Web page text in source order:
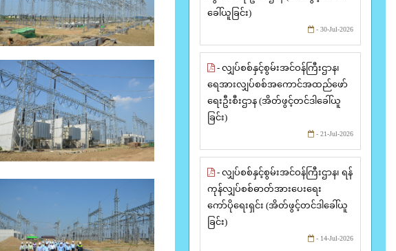
ခေါ်ယူခြင်း)
- 30-Jul-2026
- လျှပ်စစ်နှင့်စွမ်းအင်ဝန်ကြီးဌာန၊
ရေအားလျှပ်စစ်အကောင်အထည်ဖော်
ရေးဦးစီးဌာန (အိတ်ဖွင့်တင်ဒါခေါ်ယူ
ခြင်း)
- 21-Jul-2026
- လျှပ်စစ်နှင့်စွမ်းအင်ဝန်ကြီးဌာန၊ ရန်
ကုန်လျှပ်စစ်ဓာတ်အားပေးရေး
ကော်ပိုရေးရှင်း (အိတ်ဖွင့်တင်ဒါခေါ်ယူ
ခြင်း)
- 14-Jul-2026